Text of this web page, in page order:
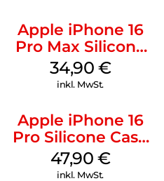
Apple iPhone 16
Pro Max Silicone
Case MagSafe
Denim
34,90 €
inkl. MwSt.
Apple iPhone 16
Pro Silicone Case
MagSafe Denim
47,90 €
inkl. MwSt.